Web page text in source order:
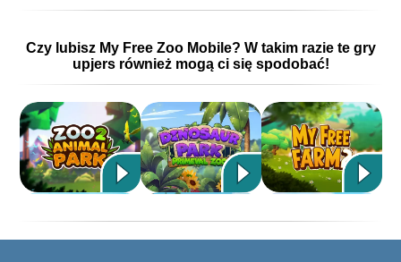
Czy lubisz My Free Zoo Mobile? W takim razie te gry
upjers również mogą ci się spodobać!